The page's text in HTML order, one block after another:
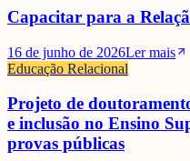
Capacitar para a
16 de junho de 2026Ler mais
Educação Relacional
Projeto de
e inclusão no Ensino
provas públicas